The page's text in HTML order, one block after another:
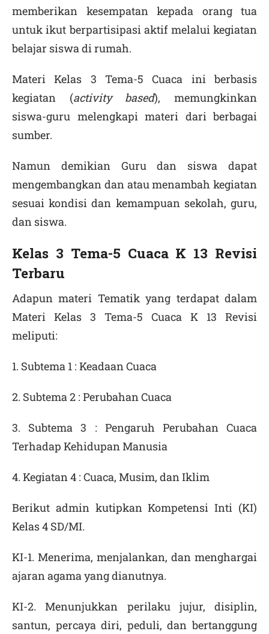
memberikan kesempatan kepada orang tua
untuk ikut berpartisipasi aktif melalui kegiatan
belajar siswa di rumah.
Materi Kelas 3 Tema-5 Cuaca ini berbasis
kegiatan (activity based), memungkinkan
siswa-guru melengkapi materi dari berbagai
sumber.
Namun demikian Guru dan siswa dapat
mengembangkan dan atau menambah kegiatan
sesuai kondisi dan kemampuan sekolah, guru,
dan siswa.
Kelas 3 Tema-5 Cuaca K 13 Revisi
Terbaru
Adapun materi Tematik yang terdapat dalam
Materi Kelas 3 Tema-5 Cuaca K 13 Revisi
meliputi:
1. Subtema 1 : Keadaan Cuaca
2. Subtema 2 : Perubahan Cuaca
3. Subtema 3 : Pengaruh Perubahan Cuaca
Terhadap Kehidupan Manusia
4. Kegiatan 4 : Cuaca, Musim, dan Iklim
Berikut admin kutipkan Kompetensi Inti (KI)
Kelas 4 SD/MI.
KI-1. Menerima, menjalankan, dan menghargai
ajaran agama yang dianutnya.
KI-2. Menunjukkan perilaku jujur, disiplin,
santun, percaya diri, peduli, dan bertanggung